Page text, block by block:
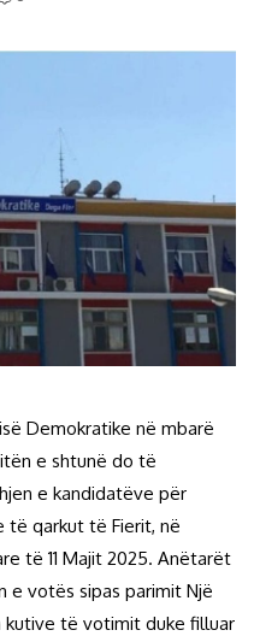
Demokratike në mbarë
e shtunë do të
e kandidatëve për
qarkut të Fierit, në
të 11 Majit 2025. Anëtarët
votës sipas parimit Një
të votimit duke filluar